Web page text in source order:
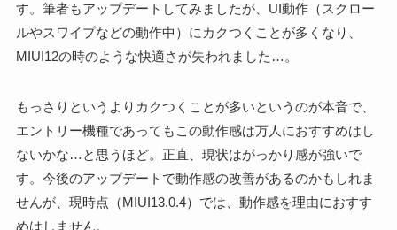
す。筆者もアップデートしてみましたが、UI動作（スクロー
ルやスワイプなどの動作中）にカクつくことが多くなり、
MIUI12の時のような快適さが失われました…。
もっさりというよりカクつくことが多いというのが本音で、
エントリー機種であってもこの動作感は万人におすすめはし
ないかな…と思うほど。正直、現状はがっかり感が強いで
す。今後のアップデートで動作感の改善があるのかもしれま
せんが、現時点（MIUI13.0.4）では、動作感を理由におすす
めはしません。